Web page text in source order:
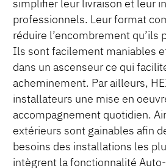
professionnels. Leur format
réduire l’encombrement qu’ils
Ils sont facilement maniables
dans un ascenseur ce qui
acheminement. Par ailleurs,
installateurs une mise en
accompagnement quotidien.
extérieurs sont gainables afin
besoins des installations les
intègrent la fonctionnalité